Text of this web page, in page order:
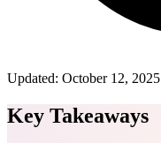
Updated: October 12, 2025
Key Takeaways